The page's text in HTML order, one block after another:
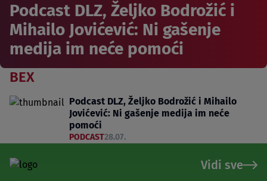
Podcast DLZ, Željko Bodrožić i
Mihailo Jovićević: Ni gašenje
medija im neće pomoći
BEX
Podcast DLZ, Željko Bodrožić i Mihailo
Jovićević: Ni gašenje medija im neće
pomoći
PODCAST28.07.
Vidi sve